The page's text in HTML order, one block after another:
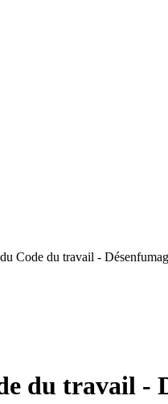
Code du travail -
du travail -